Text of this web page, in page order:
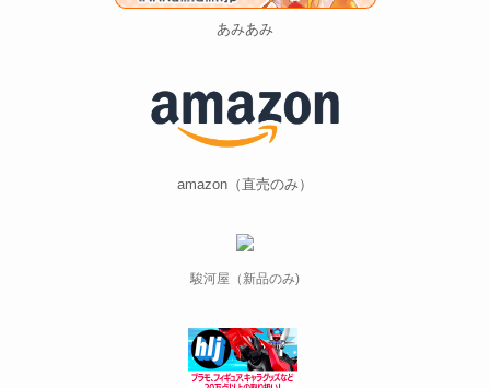
あみあみ
amazon（直売のみ）
駿河屋（新品のみ)